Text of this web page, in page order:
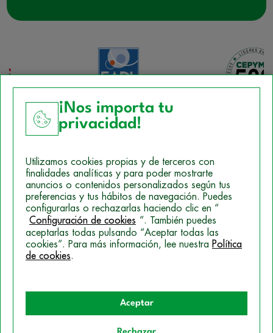
Política de Cookies
Mapa del sitio
Politica de Privacidad
© 2026 Campus Training
¡Nos importa tu
privacidad!
Utilizamos cookies propias y de terceros con
finalidades analíticas y para poder mostrarte
anuncios o contenidos personalizados según tus
preferencias y tus hábitos de navegación. Puedes
configurarlas o rechazarlas haciendo clic en “
Configuración de cookies ”. También puedes
aceptarlas todas pulsando “Aceptar todas las
cookies”. Para más información, lee nuestra Política
de cookies.
Aceptar